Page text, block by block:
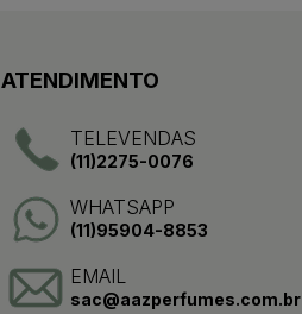
ATENDIMENTO
TELEVENDAS
(11)2275-0076
WHATSAPP
(11)95904-8853
EMAIL
sac@aazperfumes.com.br